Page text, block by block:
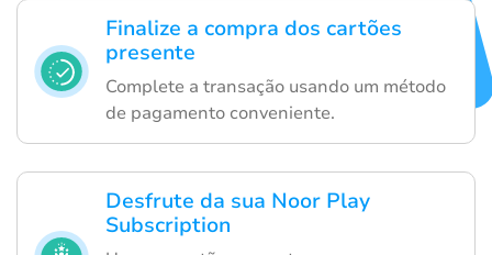
Finalize a compra dos cartões
presente
Complete a transação usando um método
de pagamento conveniente.
Desfrute da sua Noor Play
Subscription